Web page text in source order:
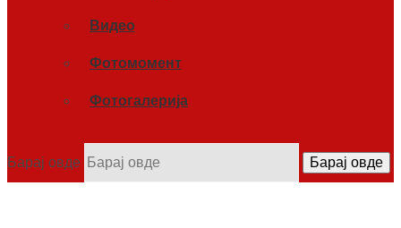
Видео
Фотомомент
Фотогалерија
Барај овде Барај овде